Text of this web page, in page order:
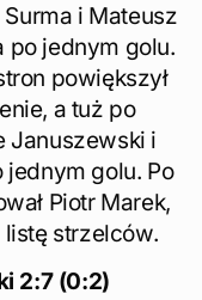
i Mateusz
po jednym golu.
powiększył
a tuż po
Januszewski i
jednym golu. Po
Piotr Marek,
listę strzelców.
2:7 (0:2)